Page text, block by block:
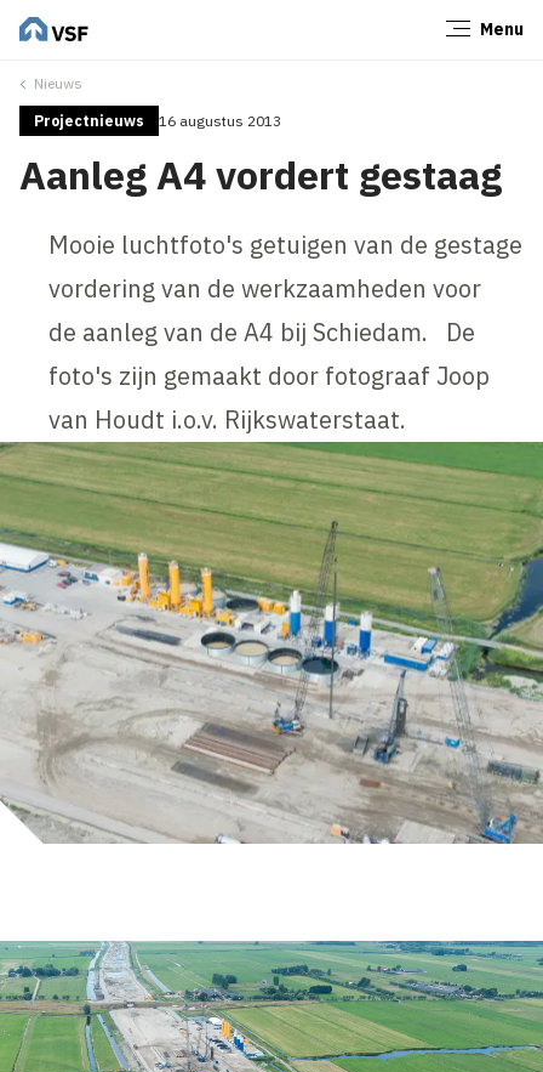
Menu
Nieuws
Projectnieuws 16 augustus 2013
Aanleg A4 vordert gestaag
Mooie luchtfoto's getuigen van de gestage
vordering van de werkzaamheden voor
de aanleg van de A4 bij Schiedam. De
foto's zijn gemaakt door fotograaf Joop
van Houdt i.o.v. Rijkswaterstaat.
Sluiten